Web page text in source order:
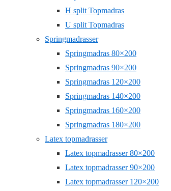
H split Topmadras
U split Topmadras
Springmadrasser
Springmadras 80×200
Springmadras 90×200
Springmadras 120×200
Springmadras 140×200
Springmadras 160×200
Springmadras 180×200
Latex topmadrasser
Latex topmadrasser 80×200
Latex topmadrasser 90×200
Latex topmadrasser 120×200